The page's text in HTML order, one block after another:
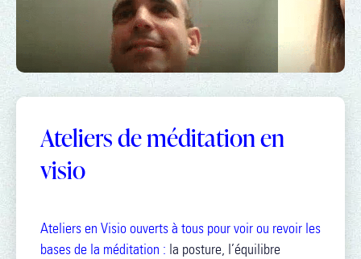
Ateliers de méditation en
visio
Ateliers en Visio ouverts à tous pour voir ou revoir les
bases de la méditation : la posture, l’équilibre